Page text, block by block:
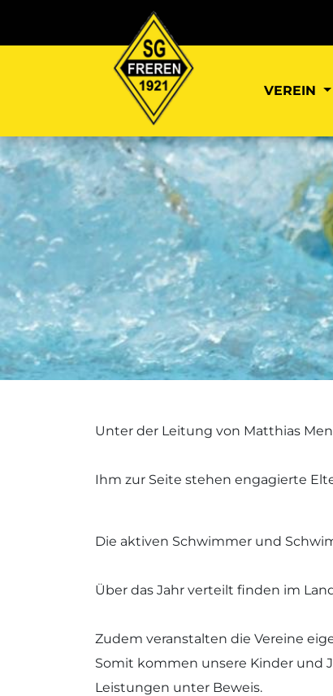
VEREIN
Unter der Leitung von Matthias
Ihm zur Seite stehen engagierte
Die aktiven Schwimmer und
Über das Jahr verteilt finden im
Zudem veranstalten die Vereine
Somit kommen unsere Kinder und
Leistungen unter Beweis.